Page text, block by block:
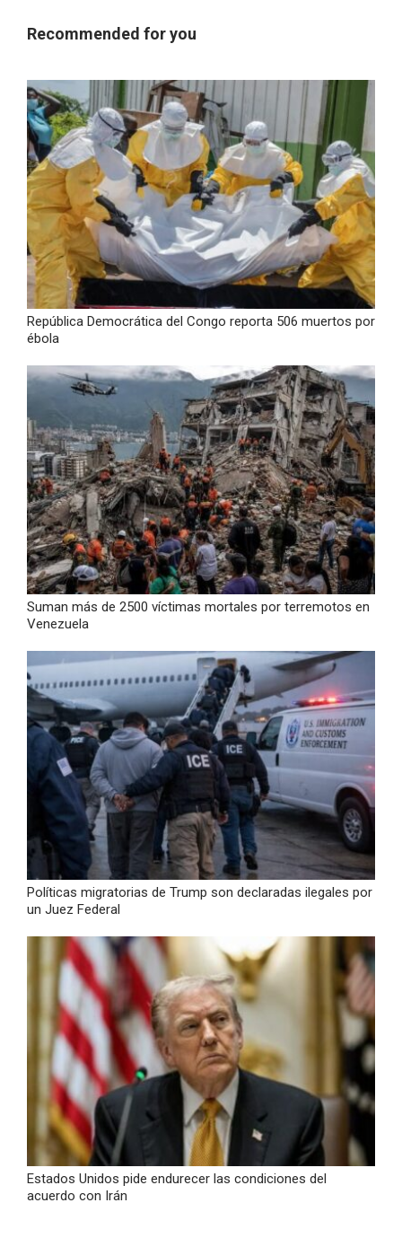
Recommended for you
República Democrática del Congo reporta 506 muertos por
ébola
Suman más de 2500 víctimas mortales por terremotos en
Venezuela
Políticas migratorias de Trump son declaradas ilegales por
un Juez Federal
Estados Unidos pide endurecer las condiciones del
acuerdo con Irán